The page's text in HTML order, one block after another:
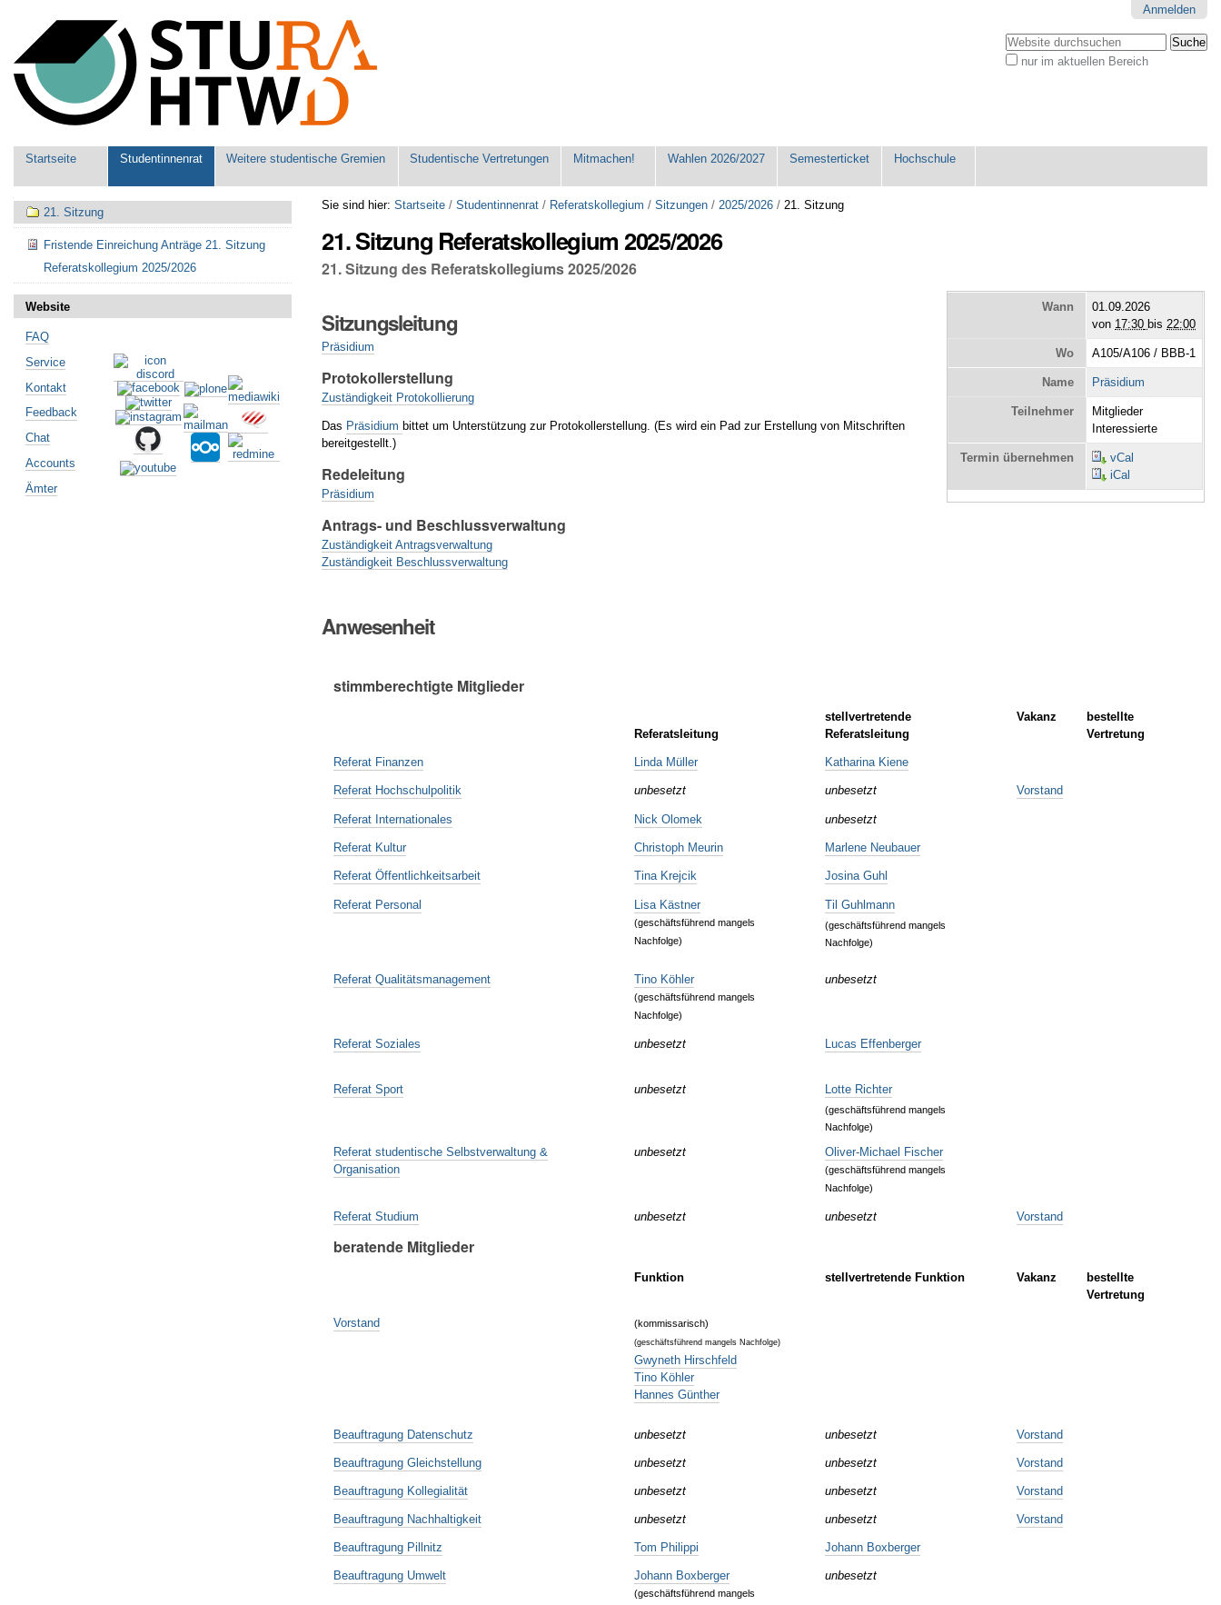
Werkzeuge
Anmelden
Website durchsuchen
nur im aktuellen Bereich
Sektionen
Startseite Studentinnenrat Weitere studentische Gremien Studentische Vertretungen Mitmachen! Wahlen 2026/2027 Semesterticket Hochschule
Sie sind hier: Startseite /Studentinnenrat / Referatskollegium /Sitzungen /2025/2026 /21. Sitzung
21. Sitzung Referatskollegium 2025/2026
21. Sitzung des Referatskollegiums 2025/2026
Wann
01.09.2026
von 17:30 bis 22:00
Wo A105/A106 / BBB-1
Name Präsidium
Teilnehmer
Mitglieder
Interessierte
Termin übernehmen
vCal
iCal
Sitzungsleitung
Präsidium
Protokollerstellung
Zuständigkeit Protokollierung
Das Präsidium bittet um Unterstützung zur Protokollerstellung. (Es wird ein Pad zur Erstellung von Mitschriften
bereitgestellt.)
Redeleitung
Präsidium
Antrags- und Beschlussverwaltung
Zuständigkeit Antragsverwaltung
Zuständigkeit Beschlussverwaltung
Anwesenheit
stimmberechtigte Mitglieder
Referatsleitung
stellvertretende
Referatsleitung
Vakanz
bestellte
Vertretung
Referat Finanzen Linda Müller Katharina Kiene
Referat Hochschulpolitik unbesetzt unbesetzt Vorstand
Referat Internationales Nick Olomek unbesetzt
Referat Kultur Christoph Meurin Marlene Neubauer
Referat Öffentlichkeitsarbeit Tina Krejcik Josina Guhl
Referat Personal Lisa Kästner
(geschäftsführend mangels
Nachfolge)
Til Guhlmann
(geschäftsführend mangels
Nachfolge)
Referat Qualitätsmanagement Tino Köhler
(geschäftsführend mangels
Nachfolge)
unbesetzt
Referat Soziales unbesetzt Lucas Effenberger
Referat Sport unbesetzt Lotte Richter
(geschäftsführend mangels
Nachfolge)
Referat studentische Selbstverwaltung &
Organisation
unbesetzt Oliver-Michael Fischer
(geschäftsführend mangels
Nachfolge)
Referat Studium unbesetzt unbesetzt Vorstand
beratende Mitglieder
Funktion stellvertretende Funktion Vakanz
bestellte
Vertretung
Vorstand (kommissarisch)
(geschäftsführend mangels Nachfolge)
Gwyneth Hirschfeld
Tino Köhler
Hannes Günther
Beauftragung Datenschutz unbesetzt unbesetzt Vorstand
Beauftragung Gleichstellung unbesetzt unbesetzt Vorstand
Beauftragung Kollegialität unbesetzt unbesetzt Vorstand
Beauftragung Nachhaltigkeit unbesetzt unbesetzt Vorstand
Beauftragung Pillnitz Tom Philippi Johann Boxberger
Beauftragung Umwelt Johann Boxberger
(geschäftsführend mangels
unbesetzt
Navigation
21. Sitzung
Fristende Einreichung Anträge 21. Sitzung
Referatskollegium 2025/2026
Website
FAQ
Service
Kontakt
Feedback
Chat
Accounts
Ämter